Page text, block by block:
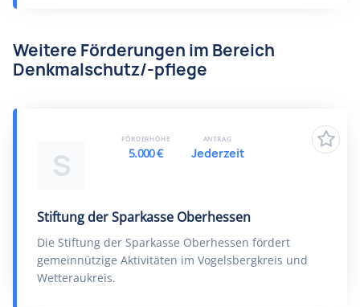
Weitere Förderungen im Bereich
Denkmalschutz/-pflege
S
Stiftung der Sparkasse Oberhessen
Die Stiftung der Sparkasse Oberhessen fördert
gemeinnützige Aktivitäten im Vogelsbergkreis und
Wetteraukreis.
FÖRDERHÖHE
5.000 €
ANTRAG
Jederzeit